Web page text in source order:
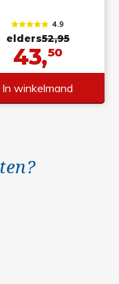
4.9
elders52,95
43,50
In winkelmand